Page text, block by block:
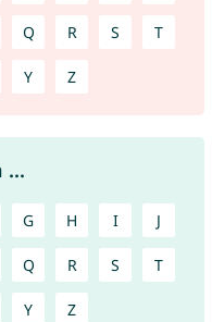
Q R S T
Y Z
...
G H I J
Q R S T
Y Z